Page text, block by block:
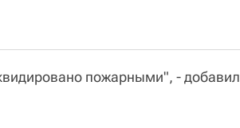
пожарными", - добавил